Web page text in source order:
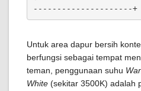
---------------------+
Untuk area dapur bersih
berfungsi sebagai tempat
teman, penggunaan suhu
White (sekitar 3500K) adalah